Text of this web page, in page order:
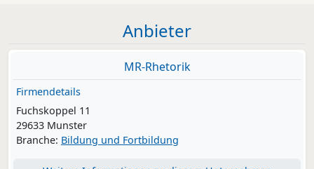
Anbieter
MR-Rhetorik
Firmendetails
Fuchskoppel 11
29633 Munster
Branche: Bildung und Fortbildung